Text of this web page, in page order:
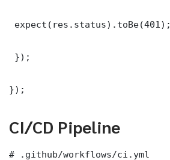
expect(res.status).toBe(401);
});
});
CI/CD Pipeline
# .github/workflows/ci.yml